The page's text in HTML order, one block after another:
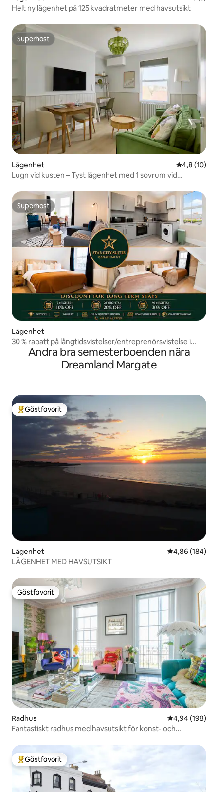
Helt ny lägenhet på 125 kvadratmeter med havsutsikt
Superhost
Superhost
Lägenhet 4,8 av 5 i
4,8 (10)
Lugn vid kusten – Tyst lägenhet med 1 sovrum vid
Superhost
Superhost
Lägenhet
30 % rabatt på långtidsvistelser/entreprenörsvistelse i
Ramsgate/Kent
Andra bra semesterboenden nära
Dreamland Margate
Populär gästfavorit
Gästfavorit
Lägenhet 4,86 av 5 i
4,86 (184)
LÄGENHET MED HAVSUTSIKT
Gästfavorit
Gästfavorit
Radhus 4,94 av 5 i
4,94 (198)
Fantastiskt radhus med havsutsikt för konst- och
Populär gästfavorit
Gästfavorit